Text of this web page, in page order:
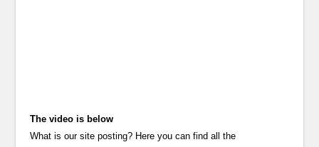
The video is below
What is our site posting? Here you can find all the